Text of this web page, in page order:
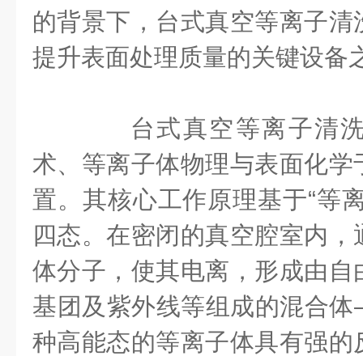
的背景下，台式真空等离子
提升表面处理质量的关键设备
台式真空等离子清洗
术、等离子体物理与表面化
置。其核心工作原理基于“等
四态。在密闭的真空腔室内
体分子，使其电离，形成由
基团及紫外线等组成的混合
种高能态的等离子体具有强